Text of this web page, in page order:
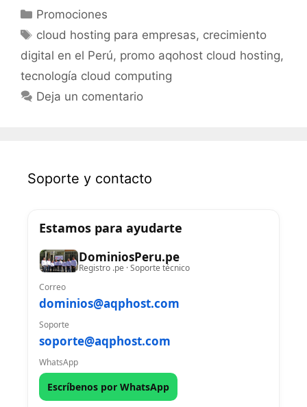
Promociones
cloud hosting para empresas, crecimiento
digital en el Perú, promo aqohost cloud hosting,
tecnología cloud computing
Deja un comentario
Soporte y contacto
Estamos para ayudarte
DominiosPeru.pe
Registro .pe · Soporte técnico
Correo
dominios@aqphost.com
Soporte
soporte@aqphost.com
WhatsApp
Escríbenos por WhatsApp